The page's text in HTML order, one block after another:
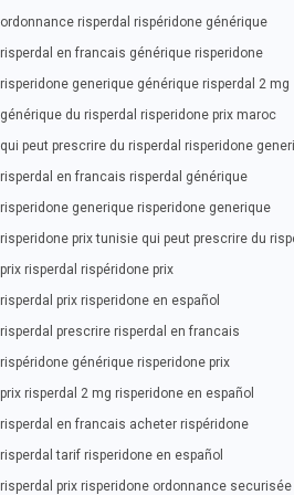
ordonnance risperdal rispéridone générique
risperdal en francais générique risperidone
risperidone generique générique risperdal 2 mg
générique du risperdal risperidone prix maroc
qui peut prescrire du risperdal risperidone
risperdal en francais risperdal générique
risperidone generique risperidone generique
risperidone prix tunisie qui peut prescrire du
prix risperdal rispéridone prix
risperdal prix risperidone en español
risperdal prescrire risperdal en francais
rispéridone générique risperidone prix
prix risperdal 2 mg risperidone en español
risperdal en francais acheter rispéridone
risperdal tarif risperidone en español
risperdal prix risperidone ordonnance securisée